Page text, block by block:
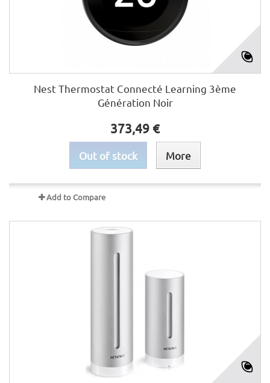
Nest Thermostat Connecté Learning 3ème
Génération Noir
373,49 €
Out of stock More
Add to Compare